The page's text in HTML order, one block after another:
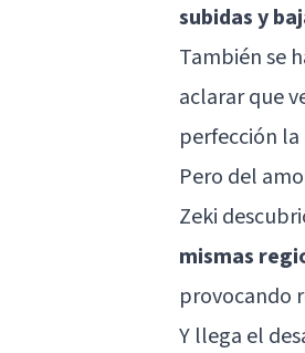
subidas y
También se
aclarar que
perfección
Pero del
Zeki
mismas
provocando
Y llega el